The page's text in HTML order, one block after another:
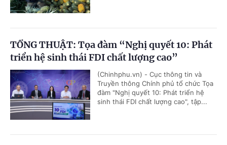
TỔNG THUẬT: Tọa đàm “Nghị quyết 10: Phát
triển hệ sinh thái FDI chất lượng cao”
(Chinhphu.vn) - Cục thông tin và
Truyền thông Chính phủ tổ chức Tọa
đàm "Nghị quyết 10: Phát triển hệ
sinh thái FDI chất lượng cao", tập...